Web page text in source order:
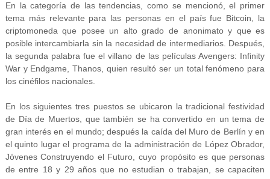
En la categoría de las tendencias, como se mencionó, el primer
tema más relevante para las personas en el país fue Bitcoin, la
criptomoneda que posee un alto grado de anonimato y que es
posible intercambiarla sin la necesidad de intermediarios. Después,
la segunda palabra fue el villano de las películas Avengers: Infinity
War y Endgame, Thanos, quien resultó ser un total fenómeno para
los cinéfilos nacionales.
En los siguientes tres puestos se ubicaron la tradicional festividad
de Día de Muertos, que también se ha convertido en un tema de
gran interés en el mundo; después la caída del Muro de Berlín y en
el quinto lugar el programa de la administración de López Obrador,
Jóvenes Construyendo el Futuro, cuyo propósito es que personas
de entre 18 y 29 años que no estudian o trabajan, se capaciten